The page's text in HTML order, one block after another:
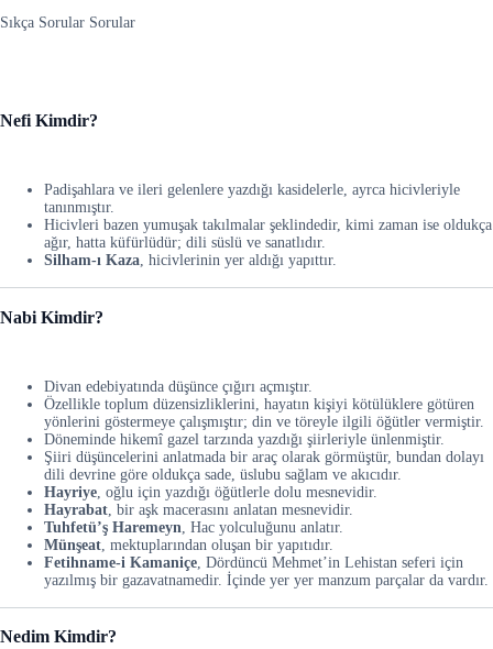
Sıkça Sorular Sorular
Nefi Kimdir?
Padişahlara ve ileri gelenlere yazdığı kasidelerle, ayrca hicivleriyle
tanınmıştır.
Hicivleri bazen yumuşak takılmalar şeklindedir, kimi zaman ise oldukça
ağır, hatta küfürlüdür; dili süslü ve sanatlıdır.
Silham-ı Kaza, hicivlerinin yer aldığı yapıttır.
Nabi Kimdir?
Divan edebiyatında düşünce çığırı açmıştır.
Özellikle toplum düzensizliklerini, hayatın kişiyi kötülüklere götüren
yönlerini göstermeye çalışmıştır; din ve töreyle ilgili öğütler vermiştir.
Döneminde hikemî gazel tarzında yazdığı şiirleriyle ünlenmiştir.
Şiiri düşüncelerini anlatmada bir araç olarak görmüştür, bundan dolayı
dili devrine göre oldukça sade, üslubu sağlam ve akıcıdır.
Hayriye , oğlu için yazdığı öğütlerle dolu mesnevidir.
Hayrabat , bir aşk macerasını anlatan mesnevidir.
Tuhfetü’ş Haremeyn , Hac yolculuğunu anlatır.
Münşeat , mektuplarından oluşan bir yapıtıdır.
Fetihname-i Kamaniçe , Dördüncü Mehmet’in Lehistan seferi için
yazılmış bir gazavatnamedir. İçinde yer yer manzum parçalar da vardır.
Nedim Kimdir?